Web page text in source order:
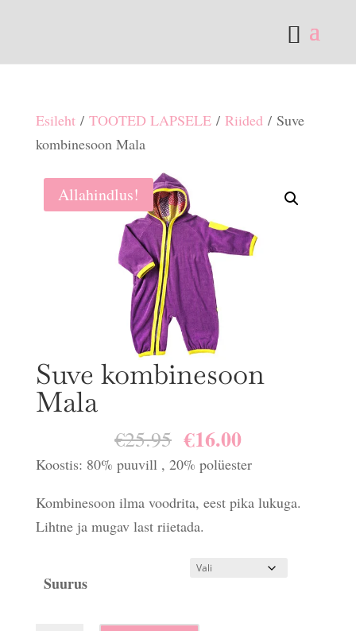
Esileht/ TOOTED LAPSELE/ Riided/ Suve
kombinesoon Mala
Allahindlus!
Suve kombinesoon
Mala
€25.95 Algne
hind
€25.95.
€16.00Praegune
hind
€16.00.
Koostis: 80% puuvill , 20% polüester
Kombinesoon ilma voodrita, eest pika lukuga.
Lihtne ja mugav last riietada.
Suurus